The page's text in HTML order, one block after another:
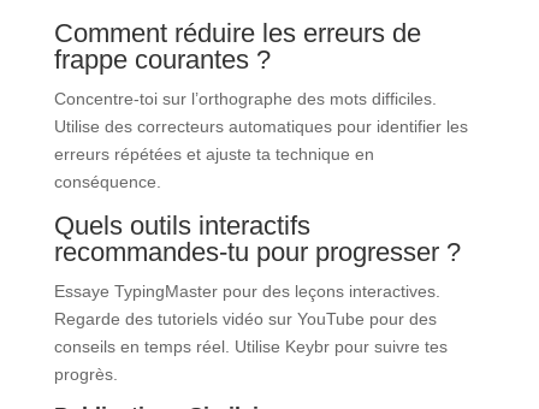
Comment réduire les erreurs de
frappe courantes ?
Concentre-toi sur l’orthographe des mots difficiles.
Utilise des correcteurs automatiques pour identifier les
erreurs répétées et ajuste ta technique en
conséquence.
Quels outils interactifs
recommandes-tu pour progresser ?
Essaye TypingMaster pour des leçons interactives.
Regarde des tutoriels vidéo sur YouTube pour des
conseils en temps réel. Utilise Keybr pour suivre tes
progrès.